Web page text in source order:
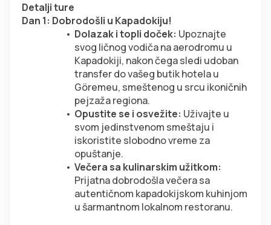
Detalji ture
Dan 1: Dobrodošli u Kapadokiju!
Dolazak i topli doček: Upoznajte
svog ličnog vodiča na aerodromu u
Kapadokiji, nakon čega sledi udoban
transfer do vašeg butik hotela u
Göremeu, smeštenog u srcu ikoničnih
pejzaža regiona.
Opustite se i osvežite: Uživajte u
svom jedinstvenom smeštaju i
iskoristite slobodno vreme za
opuštanje.
Večera sa kulinarskim užitkom:
Prijatna dobrodošla večera sa
autentičnom kapadokijskom kuhinjom
u šarmantnom lokalnom restoranu.